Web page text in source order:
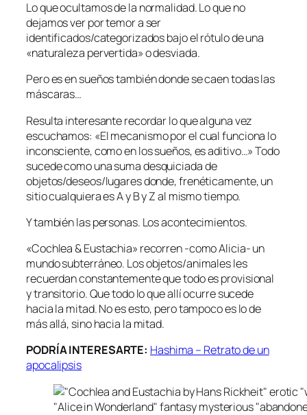
Lo que ocultamos de la normalidad. Lo que no
dejamos ver por temor a ser
identificados/categorizados bajo el rótulo de una
«naturaleza pervertida» o desviada.
Pero es en sueños también donde se caen todas las
máscaras…
Resulta interesante recordar lo que alguna vez
escuchamos: «El mecanismo por el cual funciona lo
inconsciente, como en los sueños, es aditivo…» Todo
sucede como una suma desquiciada de
objetos/deseos/lugares donde, frenéticamente, un
sitio cualquiera es A y B y Z al mismo tiempo.
Y también las personas. Los acontecimientos.
«Cochlea & Eustachia» recorren -como Alicia- un
mundo subterráneo. Los objetos/animales les
recuerdan constantemente que todo es provisional
y transitorio. Que todo lo que allí ocurre sucede
hacia la mitad. No es esto, pero tampoco es lo de
más allá, sino hacia la mitad.
PODRÍA INTERESARTE: Hashima – Retrato de un
apocalipsis